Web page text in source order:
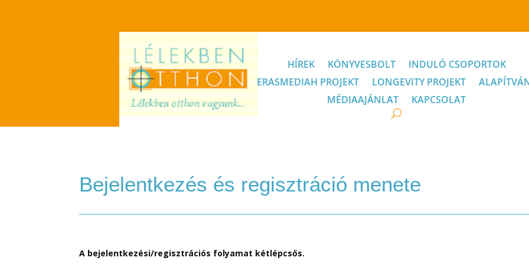
HÍREK KÖNYVESBOLT
INDULÓ CSOPORTOK
ERASMEDIAH PROJEKT
LONGEVITY PROJEKT
MÉDIAAJÁNLAT
KAPCSOLAT
Bejelentkezés és regisztráció menete
A bejelentkezési/regisztrációs folyamat kétlépcsős.